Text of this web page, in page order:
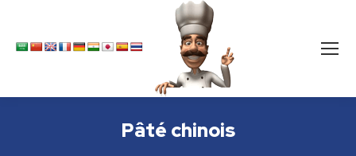
Pâté chinois